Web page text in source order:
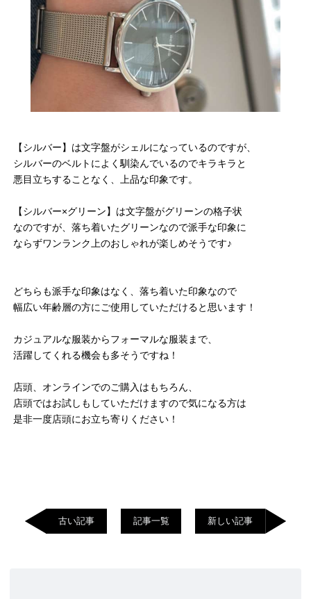
【シルバー】は文字盤がシェルになっているのですが、
シルバーのベルトによく馴染んでいるのでキラキラと
悪目立ちすることなく、上品な印象です。
【シルバー×グリーン】は文字盤がグリーンの格子状
なのですが、落ち着いたグリーンなので派手な印象に
ならずワンランク上のおしゃれが楽しめそうです♪
どちらも派手な印象はなく、落ち着いた印象なので
幅広い年齢層の方にご使用していただけると思います！
カジュアルな服装からフォーマルな服装まで、
活躍してくれる機会も多そうですね！
店頭、オンラインでのご購入はもちろん、
店頭ではお試しもしていただけますので気になる方は
是非一度店頭にお立ち寄りください！
古い記事 記事一覧 新しい記事